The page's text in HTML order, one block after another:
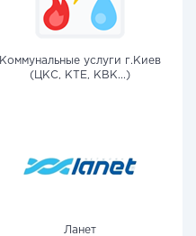
Коммунальные услуги г.Киев
(ЦКС, КТЕ, КВК...)
Ланет